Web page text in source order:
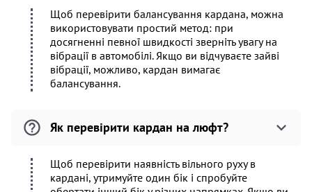
Щоб перевірити балансування кардана, можна
використовувати простий метод: при
досягненні певної швидкості зверніть увагу на
вібрації в автомобілі. Якщо ви відчуваєте зайві
вібрації, можливо, кардан вимагає
балансування.
Як перевірити кардан на люфт?
Щоб перевірити наявність вільного руху в
кардані, утримуйте один бік і спробуйте